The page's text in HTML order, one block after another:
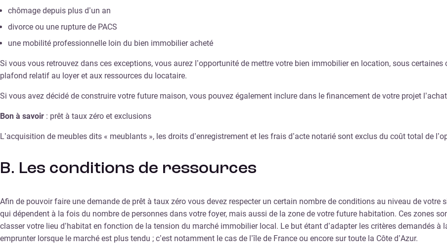
chômage depuis plus d’un an
divorce ou une rupture de PACS
une mobilité professionnelle loin du bien immobilier acheté
Si vous vous retrouvez dans ces exceptions, vous aurez l’opportunité de mettre votre bien immobilier en location, sous
plafond relatif au loyer et aux ressources du locataire.
Si vous avez décidé de construire votre future maison, vous pouvez également inclure dans le financement de votre projet
Bon à savoir : prêt à taux zéro et exclusions
L’acquisition de meubles dits « meublants », les droits d’enregistrement et les frais d’acte notarié sont exclus du coût total de
B. Les conditions de ressources
Afin de pouvoir faire une demande de prêt à taux zéro vous devez respecter un certain nombre de conditions au niveau de
qui dépendent à la fois du nombre de personnes dans votre foyer, mais aussi de la zone de votre future habitation. Ces zones
classer votre lieu d’habitat en fonction de la tension du marché immobilier local. Le but étant d’adapter les critères demandés
emprunter lorsque le marché est plus tendu ; c’est notamment le cas de l’île de France ou encore sur toute la Côte d’Azur.